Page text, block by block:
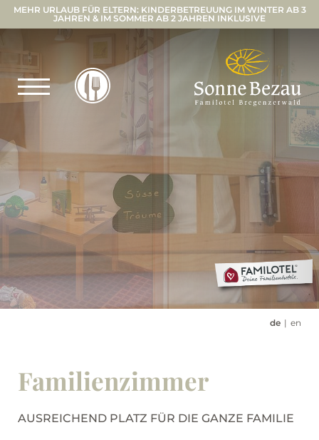
MEHR URLAUB FÜR ELTERN: KINDERBETREUUNG IM WINTER AB 3
JAHREN & IM SOMMER AB 2 JAHREN INKLUSIVE
de en
Familienzimmer
AUSREICHEND PLATZ FÜR DIE GANZE FAMILIE